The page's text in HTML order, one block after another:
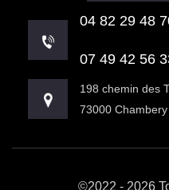
04 82 29 48
07 49 42 56
198 chemin des
73000 Chambery
©2022 - 2026